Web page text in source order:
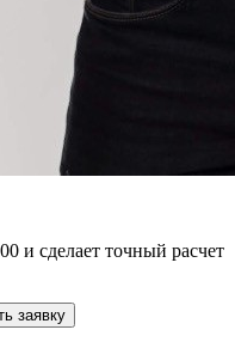
и сделает точный расчет